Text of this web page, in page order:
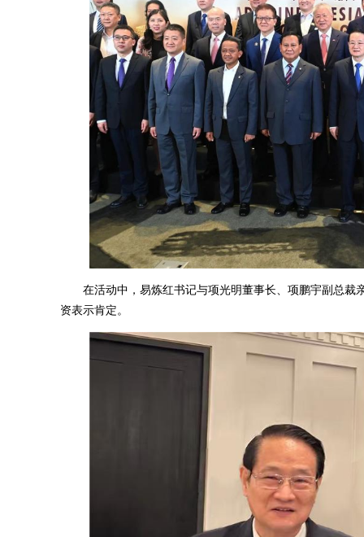
在活动中，易炼红书记与项光明董事长、项鹏宇副总裁
资表示肯定。